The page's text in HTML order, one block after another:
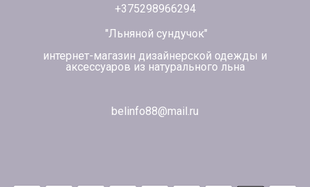
+375298966294
"Льняной сундучок"
интернет-магазин дизайнерской одежды и
аксессуаров из натурального льна
belinfo88@mail.ru